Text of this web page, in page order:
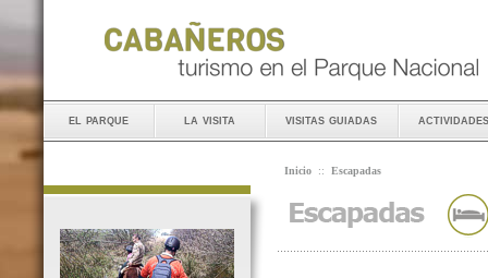
el parque la visita visitas guiadas actividades
Inicio :: Escapadas